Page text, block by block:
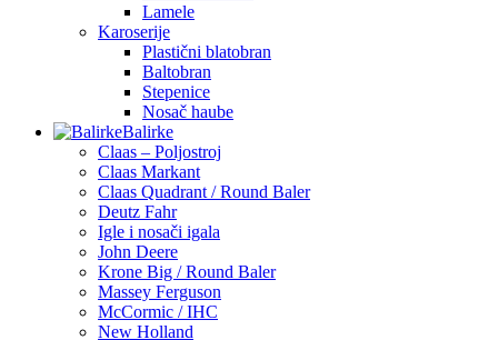
Lamele
Karoserije
Plastični blatobran
Baltobran
Stepenice
Nosač haube
Balirke
Claas – Poljostroj
Claas Markant
Claas Quadrant / Round Baler
Deutz Fahr
Igle i nosači igala
John Deere
Krone Big / Round Baler
Massey Ferguson
McCormic / IHC
New Holland